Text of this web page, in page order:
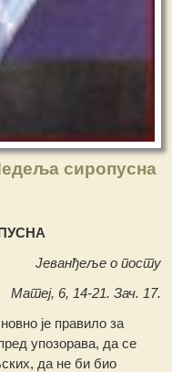
сиропусна
Јеванђеље о посту
Матеј, 6, 14-21. Зач. 17.
је правило за
упозорава, да се
да не би био